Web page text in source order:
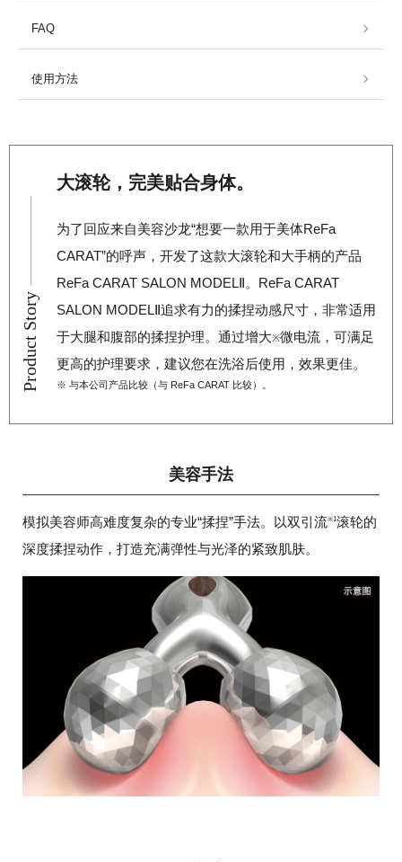
FAQ
使用方法
Product Story
大滚轮，完美贴合身体。
为了回应来自美容沙龙“想要一款用于美体ReFa
CARAT”的呼声，开发了这款大滚轮和大手柄的产品
ReFa CARAT SALON MODELⅡ。ReFa CARAT
SALON MODELⅡ追求有力的揉捏动感尺寸，非常适用
于大腿和腹部的揉捏护理。通过增大※微电流，可满足
更高的护理要求，建议您在洗浴后使用，效果更佳。
※ 与本公司产品比较（与 ReFa CARAT 比较）。
美容手法
模拟美容师高难度复杂的专业“揉捏”手法。以双引流※1滚轮的
深度揉捏动作，打造充满弹性与光泽的紧致肌肤。